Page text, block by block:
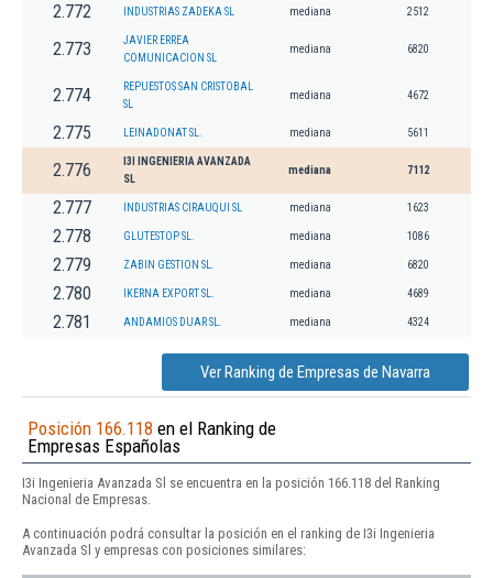
2.772 INDUSTRIAS ZADEKA SL mediana 2512
2.773
JAVIER ERREA
COMUNICACION SL
mediana 6820
2.774
REPUESTOS SAN CRISTOBAL
SL
mediana 4672
2.775 LEINADONAT SL. mediana 5611
2.776
I3I INGENIERIA AVANZADA
SL
mediana 7112
2.777 INDUSTRIAS CIRAUQUI SL mediana 1623
2.778 GLUTESTOP SL. mediana 1086
2.779 ZABIN GESTION SL. mediana 6820
2.780 IKERNA EXPORT SL. mediana 4689
2.781 ANDAMIOS DUAR SL. mediana 4324
Ver Ranking de Empresas de Navarra
Posición 166.118 en el Ranking de
Empresas Españolas
I3i Ingenieria Avanzada Sl se encuentra en la posición 166.118 del Ranking
Nacional de Empresas.
A continuación podrá consultar la posición en el ranking de I3i Ingenieria
Avanzada Sl y empresas con posiciones similares: